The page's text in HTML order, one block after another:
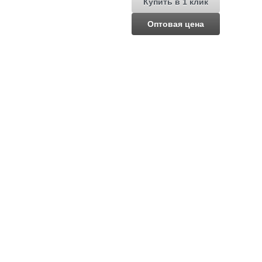
Оптовая цена